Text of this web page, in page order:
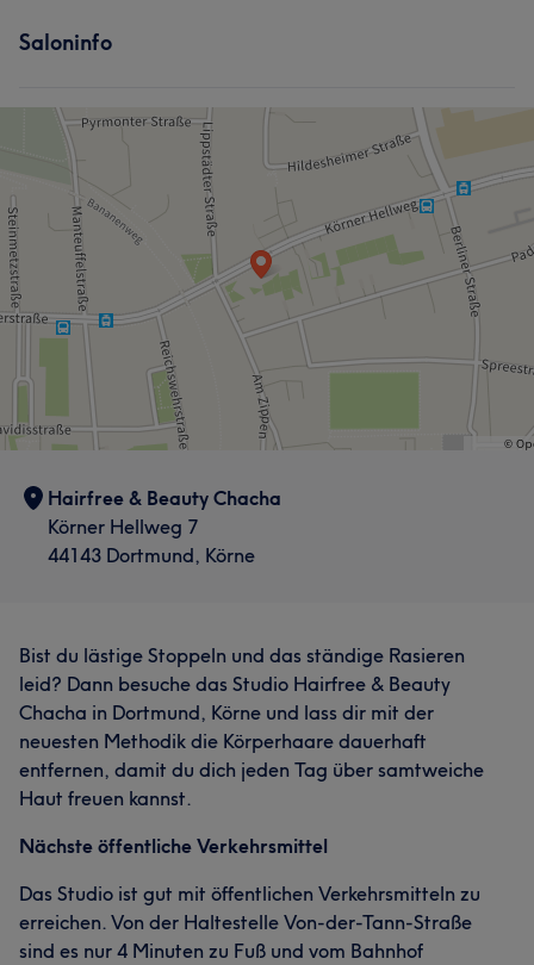
Saloninfo
Hairfree & Beauty Chacha
Körner Hellweg 7
44143 Dortmund, Körne
Bist du lästige Stoppeln und das ständige Rasieren
leid? Dann besuche das Studio Hairfree & Beauty
Chacha in Dortmund, Körne und lass dir mit der
neuesten Methodik die Körperhaare dauerhaft
entfernen, damit du dich jeden Tag über samtweiche
Haut freuen kannst.
Nächste öffentliche Verkehrsmittel
Das Studio ist gut mit öffentlichen Verkehrsmitteln zu
erreichen. Von der Haltestelle Von-der-Tann-Straße
sind es nur 4 Minuten zu Fuß und vom Bahnhof